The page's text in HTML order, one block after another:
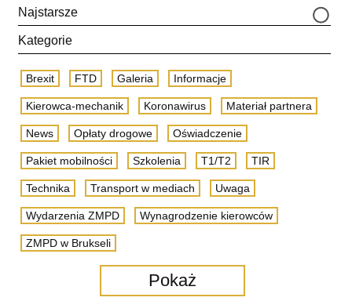
Najstarsze
Kategorie
Brexit FTD Galeria Informacje
Kierowca-mechanik Koronawirus Materiał partnera
News Opłaty drogowe Oświadczenie
Pakiet mobilności Szkolenia T1/T2 TIR
Technika Transport w mediach Uwaga
Wydarzenia ZMPD Wynagrodzenie kierowców
ZMPD w Brukseli
Pokaż